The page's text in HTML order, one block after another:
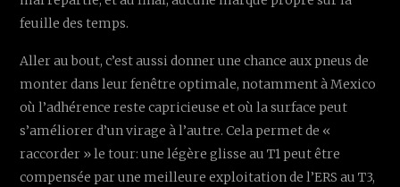
feuille des temps.
Aller au bout, c’est aussi donner une chance aux pneus de
monter dans leur fenêtre optimale, notamment à Mexico
où l’adhérence reste capricieuse et où la surface peut
s’améliorer d’un virage à l’autre. Cela permet de «
raccorder » le tour: une légère glisse au T1 peut être
compensée par une meilleure exploitation de l’ERS au T3,